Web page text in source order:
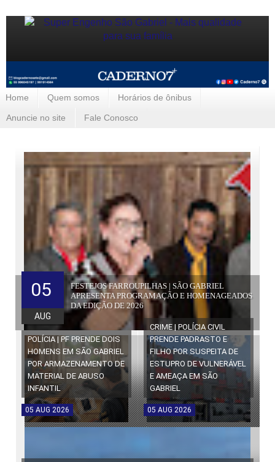
Home Quem somos Horários de ônibus
Anuncie no site Fale Conosco
FESTEJOS FARROUPILHAS | SÃO GABRIEL
APRESENTA PROGRAMAÇÃO E HOMENAGEADOS
DA EDIÇÃO DE 2026
05
AUG
POLÍCIA | PF PRENDE DOIS
HOMENS EM SÃO GABRIEL
POR ARMAZENAMENTO DE
MATERIAL DE ABUSO
INFANTIL
05 AUG 2026
CRIME | POLÍCIA CIVIL
PRENDE PADRASTO E
FILHO POR SUSPEITA DE
ESTUPRO DE VULNERÁVEL
E AMEAÇA EM SÃO
GABRIEL
05 AUG 2026